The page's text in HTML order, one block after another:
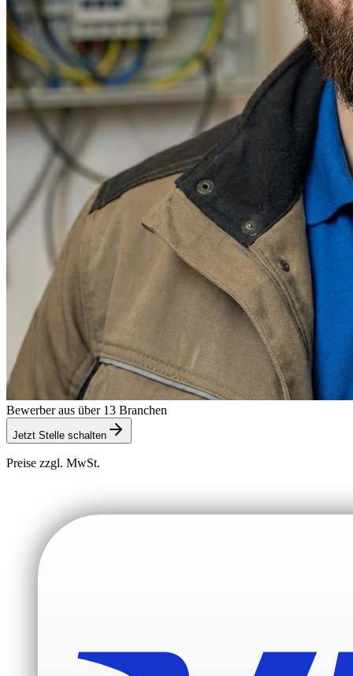
Bewerber aus über 13 Branchen
Jetzt Stelle schalten
Preise zzgl. MwSt.